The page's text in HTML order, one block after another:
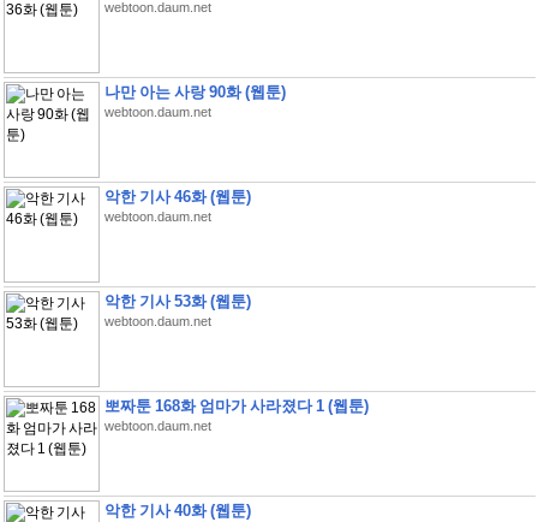
webtoon.daum.net
나만 아는 사랑 90화 (웹툰)
webtoon.daum.net
악한 기사 46화 (웹툰)
webtoon.daum.net
악한 기사 53화 (웹툰)
webtoon.daum.net
뽀짜툰 168화 엄마가 사라졌다 1 (웹툰)
webtoon.daum.net
악한 기사 40화 (웹툰)